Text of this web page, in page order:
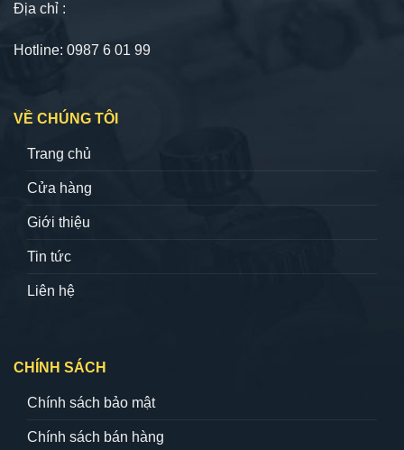
Địa chỉ :
Hotline: 0987 6 01 99
VỀ CHÚNG TÔI
Trang chủ
Cửa hàng
Giới thiệu
Tin tức
Liên hệ
CHÍNH SÁCH
Chính sách bảo mật
Chính sách bán hàng